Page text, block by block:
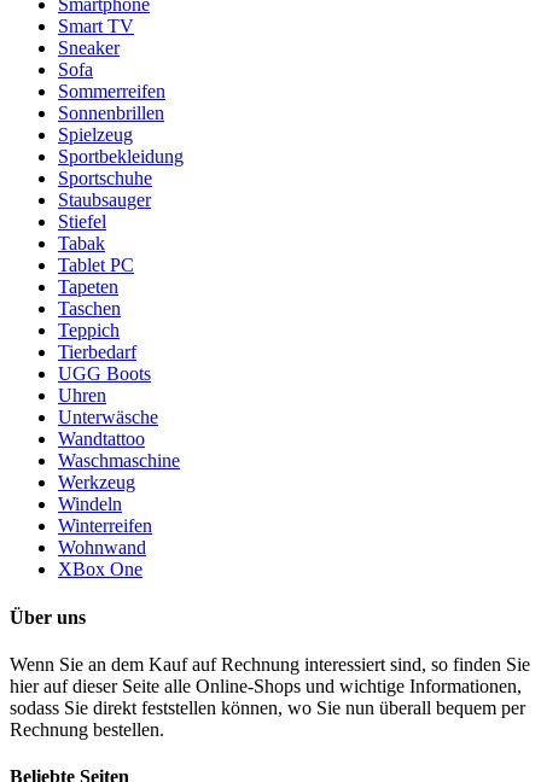
Smartphone
Smart TV
Sneaker
Sofa
Sommerreifen
Sonnenbrillen
Spielzeug
Sportbekleidung
Sportschuhe
Staubsauger
Stiefel
Tabak
Tablet PC
Tapeten
Taschen
Teppich
Tierbedarf
UGG Boots
Uhren
Unterwäsche
Wandtattoo
Waschmaschine
Werkzeug
Windeln
Winterreifen
Wohnwand
XBox One
Über uns
Wenn Sie an dem Kauf auf Rechnung interessiert sind, so finden Sie
hier auf dieser Seite alle Online-Shops und wichtige Informationen,
sodass Sie direkt feststellen können, wo Sie nun überall bequem per
Rechnung bestellen.
Beliebte Seiten